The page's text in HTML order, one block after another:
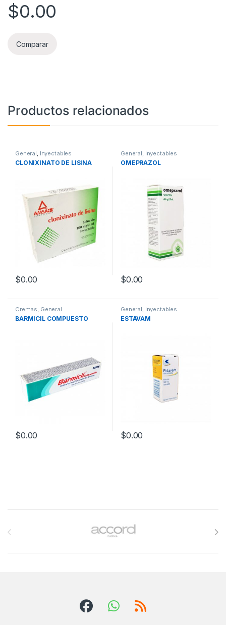
$0.00
Comparar
Productos relacionados
General, Inyectables
CLONIXINATO DE LISINA
$0.00
General, Inyectables
OMEPRAZOL
$0.00
Cremas General
BARMICIL COMPUESTO
$0.00
General Inyectables
ESTAVAM
$0.00